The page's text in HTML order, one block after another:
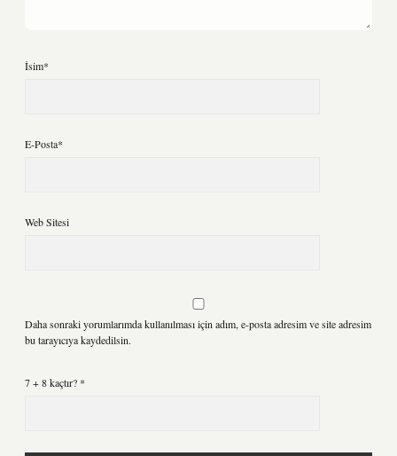
İsim*
E-Posta*
Web Sitesi
Daha sonraki yorumlarımda kullanılması için adım, e-posta adresim ve site adresim
bu tarayıcıya kaydedilsin.
7 + 8 kaçtır? *